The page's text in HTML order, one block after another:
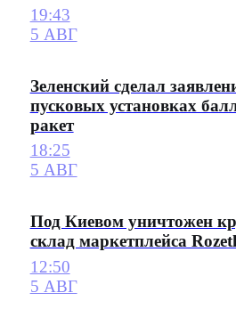
19:43
5 АВГ
Зеленский сделал
пусковых установках
ракет
18:25
5 АВГ
Под Киевом уничтожен
склад маркетплейса
12:50
5 АВГ